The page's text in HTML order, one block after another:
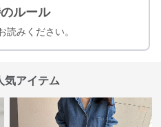
ルール
読みください。
気アイテム